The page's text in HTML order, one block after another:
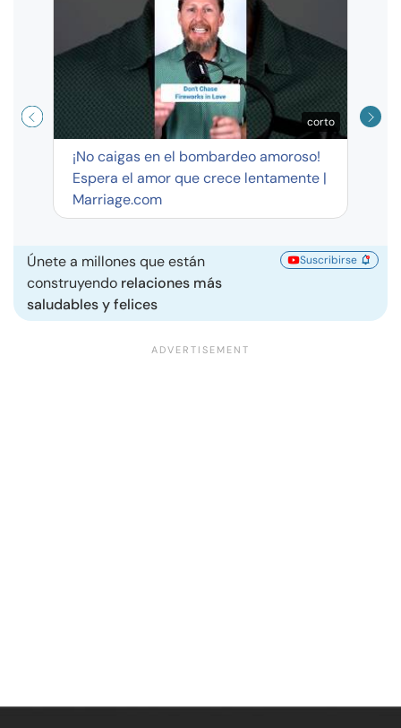
corto
¡No caigas en el bombardeo amoroso!
Espera el amor que crece lentamente |
Marriage.com
Únete a millones que están
construyendo relaciones más
saludables y felices
Suscribirse